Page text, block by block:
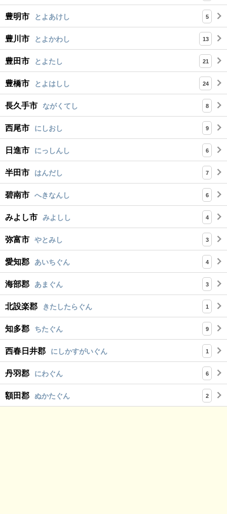
豊明市 とよあけし 5
豊川市 とよかわし 13
豊田市 とよたし 21
豊橋市 とよはしし 24
長久手市 ながくてし 8
西尾市 にしおし 9
日進市 にっしんし 6
半田市 はんだし 7
碧南市 へきなんし 6
みよし市 みよしし 4
弥富市 やとみし 3
愛知郡 あいちぐん 4
海部郡 あまぐん 3
北設楽郡 きたしたらぐん 1
知多郡 ちたぐん 9
西春日井郡 にしかすがいぐん 1
丹羽郡 にわぐん 6
額田郡 ぬかたぐん 2